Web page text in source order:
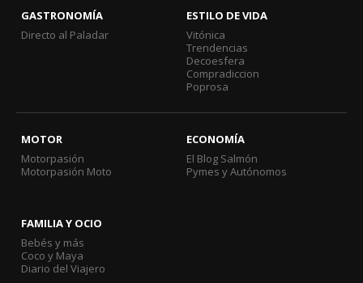
GASTRONOMÍA
Directo al Paladar
ESTILO DE VIDA
Vitónica
Trendencias
Decoesfera
Compradiccion
Poprosa
MOTOR
Motorpasión
Motorpasión Moto
ECONOMÍA
El Blog Salmón
Pymes y Autónomos
FAMILIA Y OCIO
Bebés y más
Coco y Maya
Diario del Viajero